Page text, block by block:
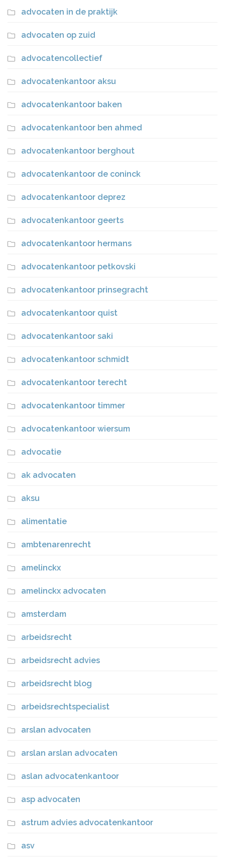
advocaten in de praktijk
advocaten op zuid
advocatencollectief
advocatenkantoor aksu
advocatenkantoor baken
advocatenkantoor ben ahmed
advocatenkantoor berghout
advocatenkantoor de coninck
advocatenkantoor deprez
advocatenkantoor geerts
advocatenkantoor hermans
advocatenkantoor petkovski
advocatenkantoor prinsegracht
advocatenkantoor quist
advocatenkantoor saki
advocatenkantoor schmidt
advocatenkantoor terecht
advocatenkantoor timmer
advocatenkantoor wiersum
advocatie
ak advocaten
aksu
alimentatie
ambtenarenrecht
amelinckx
amelinckx advocaten
amsterdam
arbeidsrecht
arbeidsrecht advies
arbeidsrecht blog
arbeidsrechtspecialist
arslan advocaten
arslan arslan advocaten
aslan advocatenkantoor
asp advocaten
astrum advies advocatenkantoor
asv